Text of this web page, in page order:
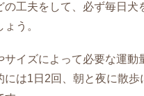
の工夫をして、必ず毎日犬
う。
サイズによって必要な運動
には1日2回、朝と夜に散歩